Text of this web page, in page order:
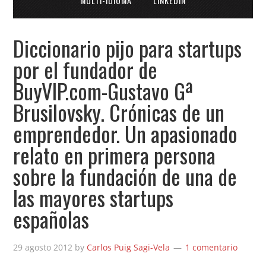
Diccionario pijo para startups
por el fundador de
BuyVIP.com-Gustavo Gª
Brusilovsky. Crónicas de un
emprendedor. Un apasionado
relato en primera persona
sobre la fundación de una de
las mayores startups
españolas
29 agosto 2012 by Carlos Puig Sagi-Vela 1 comentario